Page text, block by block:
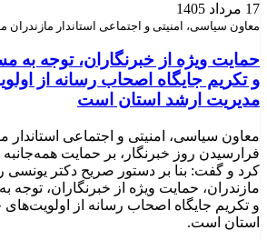
17 مرداد 1405
معاون سیاسی، امنیتی و اجتماعی استاندار مازندران
حمایت ویژه از خبرنگاران، توجه به
و تکریم جایگاه اصحاب رسانه از
مدیریت ارشد استان است
معاون سیاسی، امنیتی و اجتماعی استاندار
فرارسیدن روز خبرنگار، بر حمایت
کرد و گفت: بنا بر دستور صریح دکتر یونسی
مازندران، حمایت ویژه از خبرنگاران، توجه
و تکریم جایگاه اصحاب رسانه از
استان است. ‎